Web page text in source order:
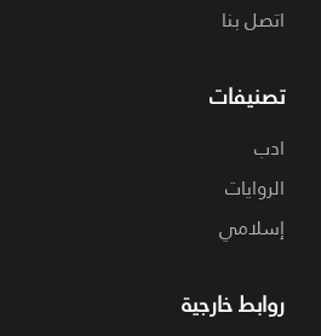
اتصل بنا
تصنيفات
ادب
الروايات
إسلامي
روابط خارجية